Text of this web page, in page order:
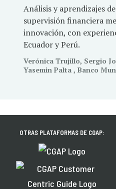
Análisis y aprendizajes
supervisión financiera
innovación, con
Ecuador y Perú.
Verónica Trujillo, Sergio
Yasemin Palta , Banco
OTRAS PLATAFORMAS DE CGAP: